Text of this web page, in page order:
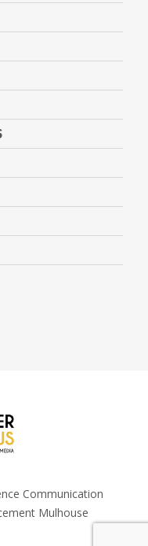
Communication
Mulhouse